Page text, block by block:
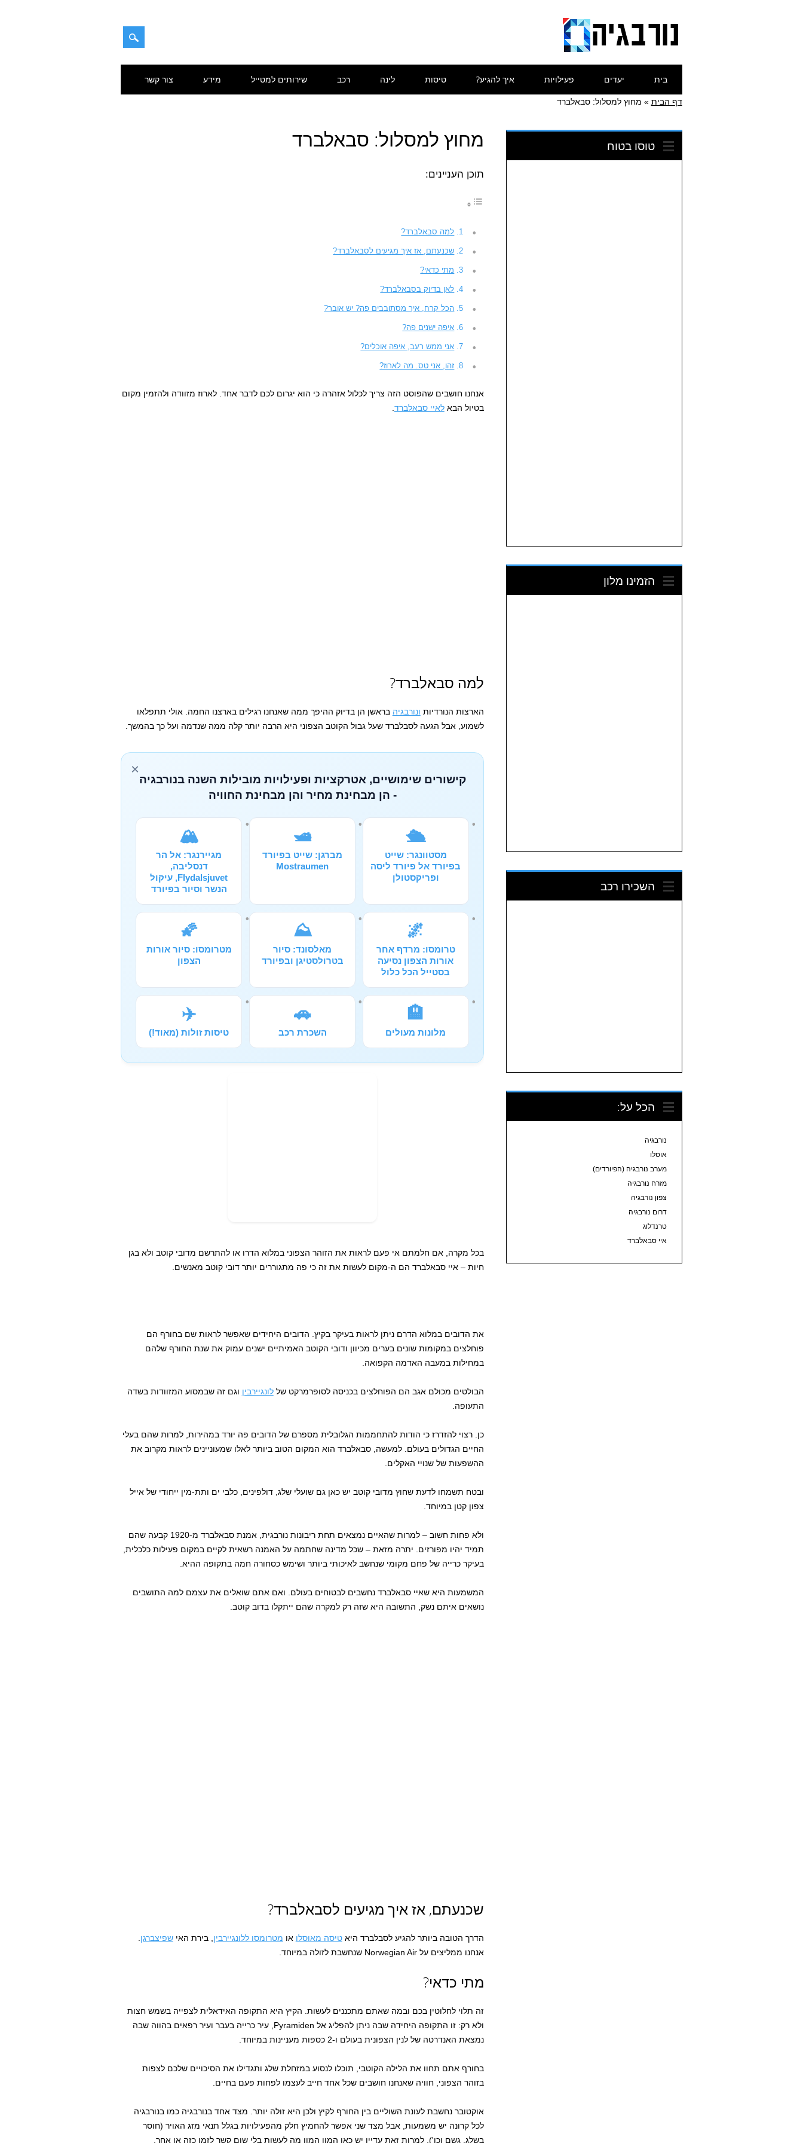
content
בית יעדים פעילויות איך להגיע? טיסות לינה רכב שירותים למטייל מידע צור קשר
דף הבית » מחוץ למסלול: סבאלברד
מחוץ למסלול: סבאלברד
תוכן העניינים:
למה סבאלברד?
שכנעתם, אז איך מגיעים לסבאלברד?
מתי כדאי?
לאן בדיוק בסבאלברד?
הכל קרח, איך מסתובבים פה? יש אובר?
איפה ישנים פה?
אני ממש רעב, איפה אוכלים?
זהו, אני טס. מה לארוז?
אנחנו חושבים שהפוסט הזה צריך לכלול אזהרה כי הוא יגרום לכם לדבר אחד. לארוז מזוודה ולהזמין מקום
בטיול הבאלאיי סבאלברד
למה סבאלברד?
הארצות הנורדיות ונורבגיה בראשן הן בדיוק ההיפך ממה שאנחנו רגילים בארצנו החמה. אולי תתפלאו
לשמוע, אבל הגעה לסבלברד שעל גבול הקוטב הצפוני היא הרבה יותר קלה ממה שנדמה ועל כך בהמשך.
×
קישורים שימושיים, אטרקציות ופעילויות מובילות השנה בנורבגיה
- הן מבחינת מחיר והן מבחינת החוויה
🛳️
מסטוונגר: שייט
בפיורד אל פיורד ליסה
ופריקסטולן
🛥️
מברגן: שייט בפיורד
Mostraumen
🏔️
מגיירנגר: אל הר
דנסליבה,
Flydalsjuvet, עיקול
הנשר וסיור בפיורד
🌌
טרומסו: מרדף אחר
אורות הצפון נסיעה
בסטייל הכל כלול
⛰️
מאלסונד: סיור
בטרולסטיגן ובפיורד
🌠
מטרומסו: סיור אורות
הצפון
🏨
מלונות מעולים
🚗
השכרת רכב
✈️
טיסות זולות (מאוד!)
בכל מקרה, אם חלמתם אי פעם לראות את הזוהר הצפוני במלוא הדרו או להתרשם מדובי קוטב ולא בגן
חיות – איי סבאלברד הם ה-מקום לעשות את זה כי פה מתגוררים יותר דובי קוטב מאנשים.
את הדובים במלוא הדרם ניתן לראות בעיקר בקיץ. הדובים היחידים שאפשר לראות שם בחורף הם
פוחלצים במקומות שונים בערים מכיוון ודובי הקוטב האמיתיים ישנים עמוק את שנת החורף שלהם
במחילות במעבה האדמה הקפואה.
הבולטים מכולם אגב הם הפוחלצים בכניסה לסופרמרקט שללונגיירבין וגם זה שבמסוע המזוודות בשדה
התעופה.
כן. רצוי להזדרז כי הודות להתחממות הגלובלית מספרם של הדובים פה יורד במהירות, למרות שהם בעלי
החיים הגדולים בעולם. למעשה, סבאלברד הוא המקום הטוב ביותר לאלו שמעוניינים לראות מקרוב את
ההשפעות של שנויי האקלים.
ובטח תשמחו לדעת שחוץ מדובי קוטב יש כאן גם שועלי שלג, דולפינים, כלבי ים ותת-מין ייחודי של אייל
צפון קטן במיוחד.
ולא פחות חשוב – למרות שהאיים נמצאים תחת ריבונות נורבגית, אמנת סבאלברד מ-1920 קבעה שהם
תמיד יהיו מפורזים. יתרה מזאת – שכל מדינה שחתמה על האמנה רשאית לקיים במקום פעילות כלכלית,
בעיקר כרייה של פחם מקומי שנחשב לאיכותי ביותר ושימש כסחורה חמה בתקופה ההיא.
המשמעות היא שאיי סבאלברד נחשבים לבטוחים בעולם. ואם אתם שואלים את עצמם למה התושבים
נושאים איתם נשק, התשובה היא שזה רק למקרה שהם ייתקלו בדוב קוטב.
שכנעתם, אז איך מגיעים לסבאלברד?
הדרך הטובה ביותר להגיע לסבלברד היאטיסה מאוסלו או מטרומסו ללונגיירבין , בירת האישפיצברגן
אנחנו ממליצים על Norwegian Air שנחשבת לזולה במיוחד.
מתי כדאי?
זה תלוי לחלוטין בכם ובמה שאתם מתכננים לעשות. הקיץ היא התקופה האידאלית לצפייה בשמש חצות
ולא רק: זו התקופה היחידה שבה ניתן להפליג אל Pyramiden, עיר כרייה בעבר ועיר רפאים בהווה שבה
נמצאת האנדרטה של לנין הצפונית בעולם ו-2 כספות מעניינות במיוחד.
בחורף אתם תחוו את הלילה הקוטבי, תוכלו לנסוע במזחלת שלג ותגדילו את הסיכויים שלכם לצפות
בזוהר הצפוני, חוויה שאנחנו חושבים שכל אחד חייב לעצמו לפחות פעם בחיים.
אוקטובר נחשבת לעונת השוליים בין החורף לקיץ ולכן היא זולה יותר. מצד אחד בנורבגיה כמו בנורבגיה
לכל קרונה יש משמעות, אבל מצד שני אפשר להחמיץ חלק מהפעילויות בגלל תנאי מזג האויר (חוסר
בשלג, גשם וכו'). למרות זאת עדיין יש כאן המון המון מה לעשות בלי שום קשר לזמן כזה או אחר.
טוסו בטוח
הזמינו מלון
השכירו רכב
הכל על:
נורבגיה
אוסלו
מערב נורבגיה (הפיורדים)
מזרח נורבגיה
צפון נורבגיה
דרום נורבגיה
טרנדלוג
איי סבאלברד